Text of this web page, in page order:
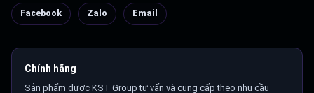
Facebook Zalo Email
Chính hãng
Sản phẩm được KST Group tư vấn và cung cấp theo nhu cầu